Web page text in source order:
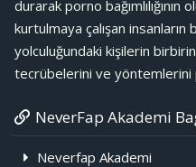
durarak porno
kurtulmaya çalışan insanların
yolculuğundaki kişilerin
tecrübelerini ve yöntemlerini
NeverFap Akademi
Neverfap Akademi